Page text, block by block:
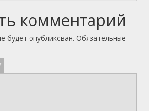
комментарий
будет опубликован. Обязательные